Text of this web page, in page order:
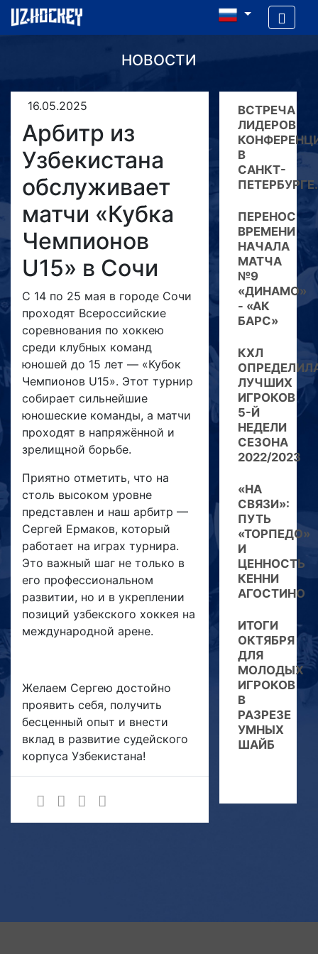
НОВОСТИ
16.05.2025
Арбитр из
Узбекистана
обслуживает
матчи «Кубка
Чемпионов
U15» в Сочи
С 14 по 25 мая в городе Сочи
проходят Всероссийские
соревнования по хоккею
среди клубных команд
юношей до 15 лет — «Кубок
Чемпионов U15». Этот турнир
собирает сильнейшие
юношеские команды, а матчи
проходят в напряжённой и
зрелищной борьбе.
Приятно отметить, что на
столь высоком уровне
представлен и наш арбитр —
Сергей Ермаков, который
работает на играх турнира.
Это важный шаг не только в
его профессиональном
развитии, но и в укреплении
позиций узбекского хоккея на
международной арене.
Желаем Сергею достойно
проявить себя, получить
бесценный опыт и внести
вклад в развитие судейского
корпуса Узбекистана!
ВСТРЕЧА
ЛИДЕРОВ
В
САНКТ-
ПЕТЕРБУРГЕ.
ПЕРЕНОС
ВРЕМЕНИ
НАЧАЛА
МАТЧА
№9
«ДИНАМО»
- «АК
БАРС»
КХЛ
ЛУЧШИХ
ИГРОКОВ
5-Й
НЕДЕЛИ
СЕЗОНА
2022/2023
«НА
СВЯЗИ»:
ПУТЬ
«ТОРПЕДО»
И
ЦЕННОСТЬ
КЕННИ
АГОСТИНО
ИТОГИ
ОКТЯБРЯ
ДЛЯ
МОЛОДЫХ
ИГРОКОВ
В
РАЗРЕЗЕ
УМНЫХ
ШАЙБ